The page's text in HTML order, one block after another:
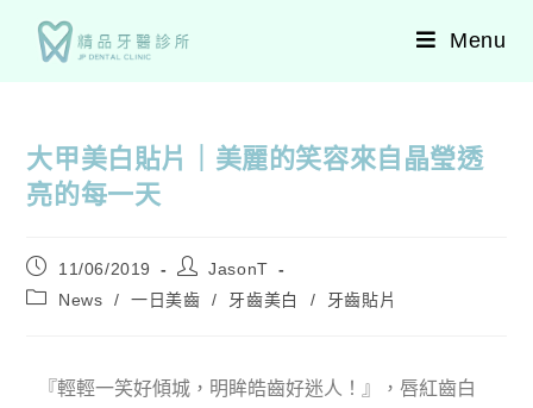
Menu
大甲美白貼片｜美麗的笑容來自晶瑩透
亮的每一天
11/06/2019
JasonT
News
/ 一日美齒 / 牙齒美白 / 牙齒貼片
『輕輕一笑好傾城，明眸皓齒好迷人！』，唇紅齒白